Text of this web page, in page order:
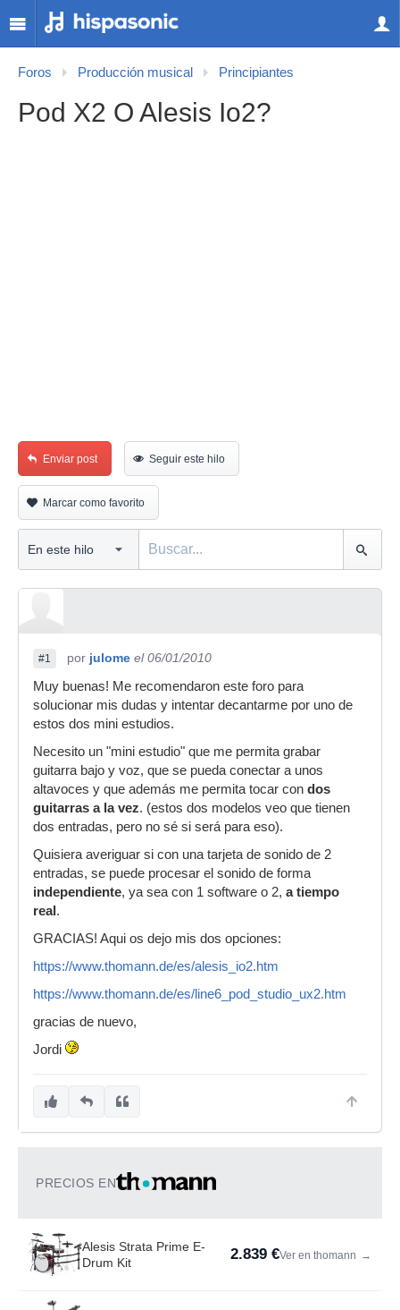
Foros Producción musical Principiantes
Pod X2 O Alesis Io2?
Enviar post Seguir este hilo
Marcar como favorito
#1 por julome el 06/01/2010
Muy buenas! Me recomendaron este foro para
solucionar mis dudas y intentar decantarme por uno de
estos dos mini estudios.
Necesito un "mini estudio" que me permita grabar
guitarra bajo y voz, que se pueda conectar a unos
altavoces y que además me permita tocar con dos
guitarras a la vez. (estos dos modelos veo que tienen
dos entradas, pero no sé si será para eso).
Quisiera averiguar si con una tarjeta de sonido de 2
entradas, se puede procesar el sonido de forma
independiente, ya sea con 1 software o 2, a tiempo
real .
GRACIAS! Aqui os dejo mis dos opciones:
https://www.thomann.de/es/alesis_io2.htm
https://www.thomann.de/es/line6_pod_studio_ux2.htm
gracias de nuevo,
Jordi
PRECIOS EN
Alesis Strata Prime E-
Drum Kit
2.839 €Ver en thomann →